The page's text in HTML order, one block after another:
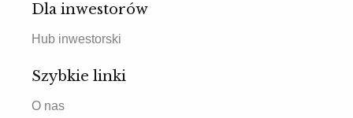
Dla inwestorów
Hub inwestorski
Szybkie linki
O nas